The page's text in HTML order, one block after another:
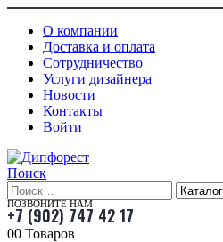
О компании
Доставка и оплата
Сотрудничество
Услуги дизайнера
Новости
Контакты
Войти
Поиск
ПОЗВОНИТЕ НАМ
+7 (902) 747 42 17
00 Товаров